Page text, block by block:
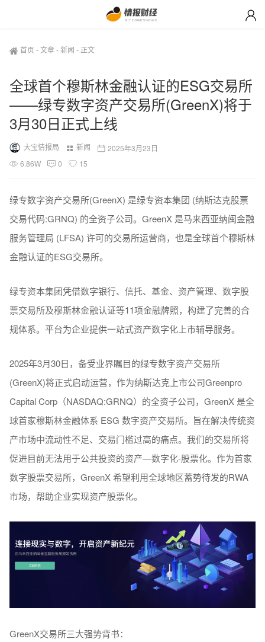
首页 -文章-新闻 - 正文
全球首个穆斯林金融认证的ESG交易所
——绿专数字资产交易所(GreenX)将于
3月30日正式上线
大宝情报局 新闻
2025年3月23日
6.86W
0 15
绿专数字资产交易所(GreenX) 是绿专资本集团 (纳斯达克股票
交易代码:GRNQ) 的全资子公司。GreenX 是马来西亚纳闽金融
服务管理局 (LFSA) 许可的交易所运营商，也是全球首个穆斯林
金融认证的ESG交易所。
绿专资本集团凭借数字银行、信托、基金、资产管理、数字股
票交易所及穆斯林金融认证等11项金融牌照，构建了完善的合
规体系。平台为企业提供一站式资产数字化上市辅导服务。
2025年3月30日，备受业界瞩目的绿专数字资产交易所
(GreenX)将正式启动运营，作为纳斯达克上市公司Greenpro
Capital Corp（NASDAQ:GRNQ）的全资子公司，GreenX 是全
球首家穆斯林金融体系 ESG 数字资产交易所。旨在解决传统资
产市场中流动性不足、交易门槛过高的痛点。我们的交易所将
促进目前无法用于公共投资的资产—数字化-股票化。作为首家
数字股票交易所，GreenX 希望利用全球地区蓄势待发的RWA
市场，帮助企业实现资产股票化。
GreenX交易所三大强势背书：